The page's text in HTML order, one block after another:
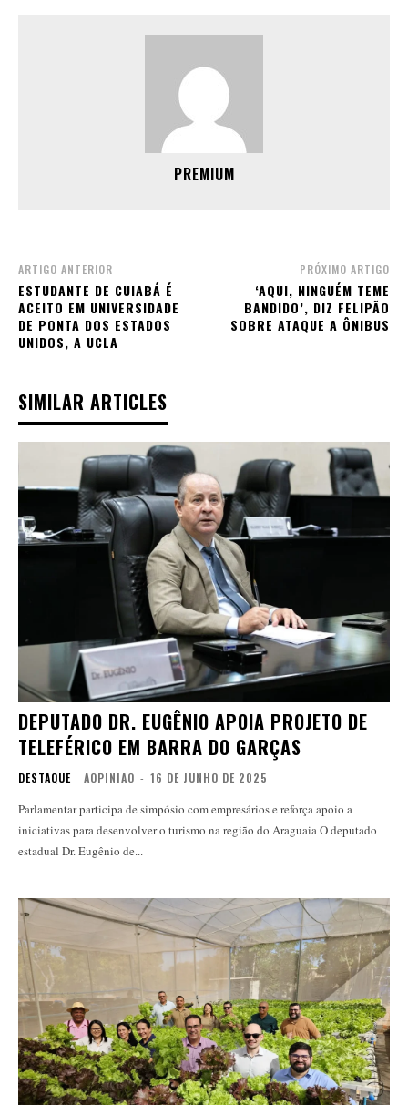
PREMIUM
ARTIGO ANTERIOR
ESTUDANTE DE CUIABÁ É
ACEITO EM UNIVERSIDADE
DE PONTA DOS ESTADOS
UNIDOS, A UCLA
PRÓXIMO ARTIGO
‘AQUI, NINGUÉM TEME
BANDIDO’, DIZ FELIPÃO
SOBRE ATAQUE A ÔNIBUS
SIMILAR ARTICLES
DEPUTADO DR. EUGÊNIO APOIA PROJETO DE
TELEFÉRICO EM BARRA DO GARÇAS
DESTAQUE AOPINIAO - 16 DE JUNHO DE 2025
Parlamentar participa de simpósio com empresários e reforça apoio a
iniciativas para desenvolver o turismo na região do Araguaia O deputado
estadual Dr. Eugênio de...